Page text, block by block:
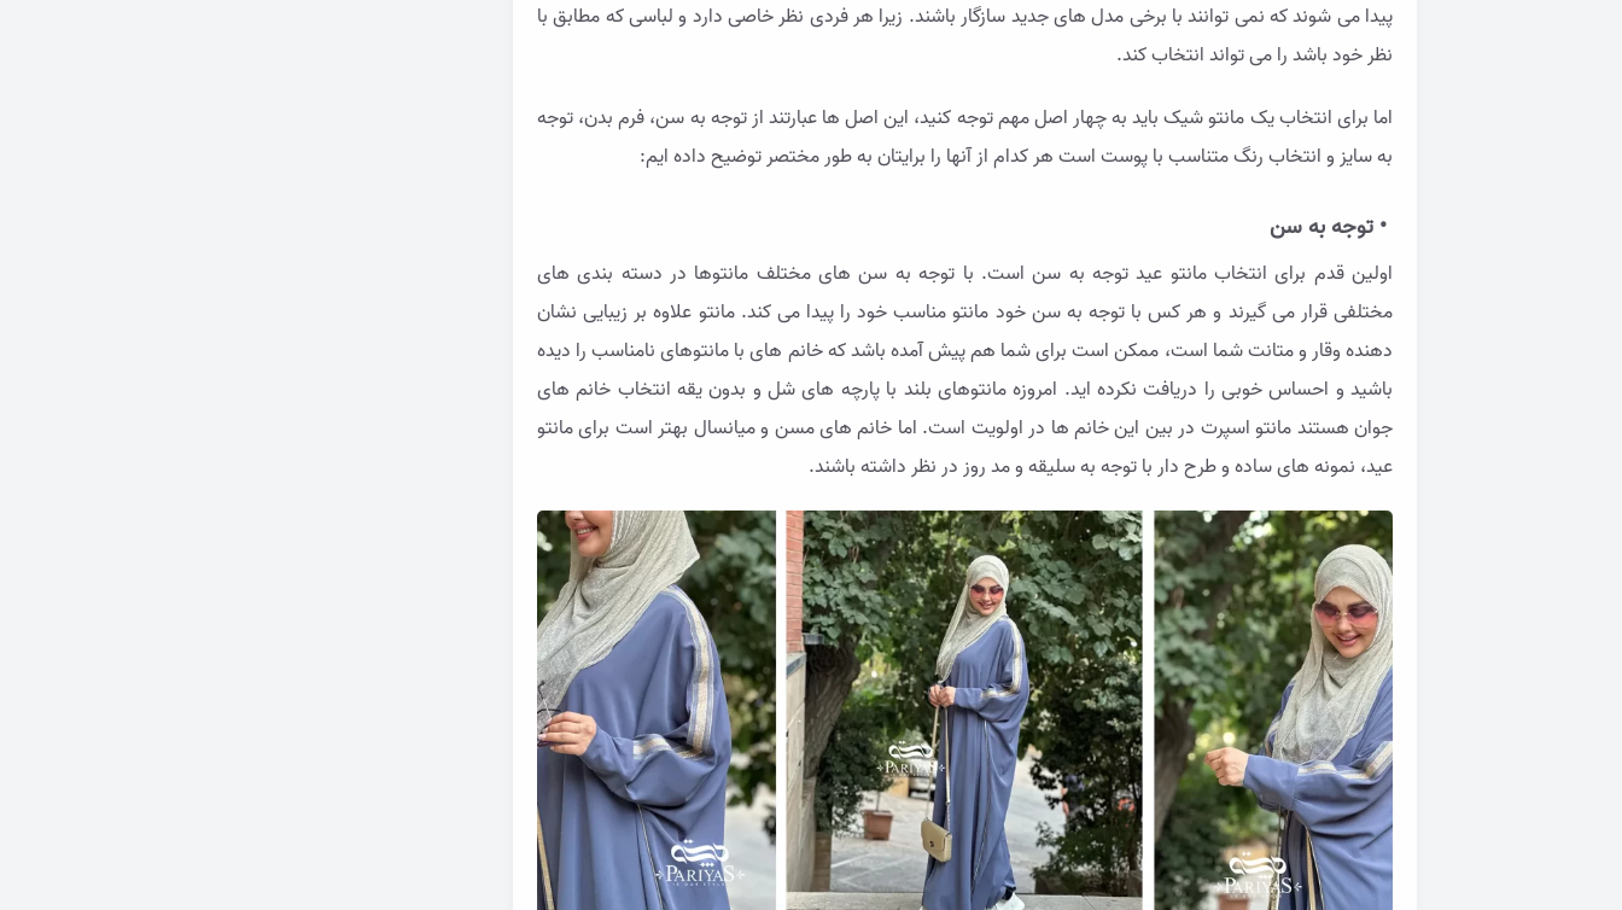
پیدا می شوند که نمی توانند با برخی مدل های جدید سازگار باشند. زیرا هر فردی نظر خاصی دارد و لباسی که مطابق با
نظر خود باشد را می تواند انتخاب کند.
اما برای انتخاب یک مانتو شیک باید به چهار اصل مهم توجه کنید، این اصل ها عبارتند از توجه به سن، فرم بدن، توجه
به سایز و انتخاب رنگ متناسب با پوست است هر کدام از آنها را برایتان به طور مختصر توضیح داده ایم:
• توجه به سن
اولین قدم برای انتخاب مانتو عید توجه به سن است. با توجه به سن های مختلف مانتوها در دسته بندی های
مختلفی قرار می گیرند و هر کس با توجه به سن خود مانتو مناسب خود را پیدا می کند. مانتو علاوه بر زیبایی نشان
دهنده وقار و متانت شما است، ممکن است برای شما هم پیش آمده باشد که خانم های با مانتوهای نامناسب را دیده
باشید و احساس خوبی را دریافت نکرده اید. امروزه مانتوهای بلند با پارچه های شل و بدون یقه انتخاب خانم های
جوان هستند مانتو اسپرت در بین این خانم ها در اولویت است. اما خانم های مسن و میانسال بهتر است برای مانتو
عید، نمونه های ساده و طرح دار با توجه به سلیقه و مد روز در نظر داشته باشند.